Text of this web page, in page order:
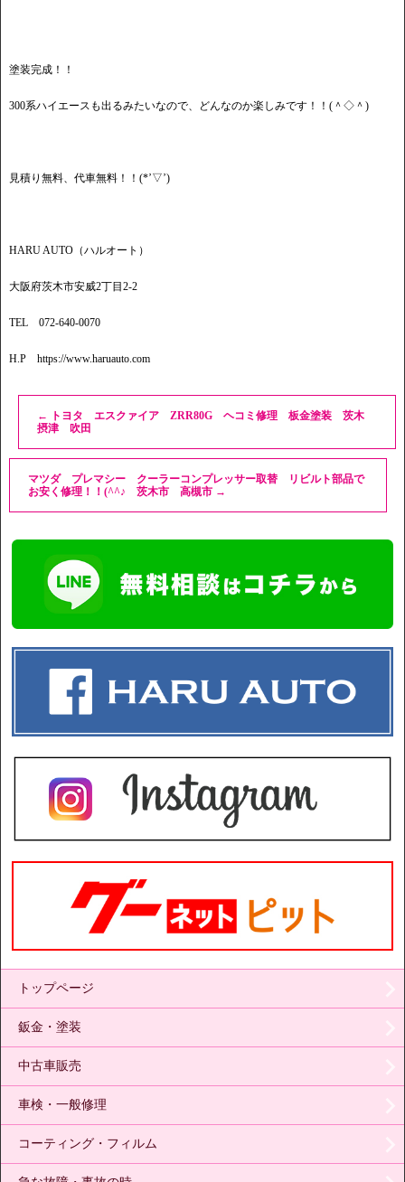
塗装完成！！
300系ハイエースも出るみたいなので、どんなのか楽しみです！！(＾◇＾)
見積り無料、代車無料！！(*’▽’)
HARU AUTO（ハルオート）
大阪府茨木市安威2丁目2-2
TEL 072-640-0070
H.P https://www.haruauto.com
←
トヨタ エスクァイア ZRR80G ヘコミ修理 板金塗装 茨木
摂津 吹田
マツダ プレマシー クーラーコンプレッサー取替 リビルト部品で
お安く修理！！(^^♪ 茨木市 高槻市 →
トップページ
鈑金・塗装
中古車販売
車検・一般修理
コーティング・フィルム